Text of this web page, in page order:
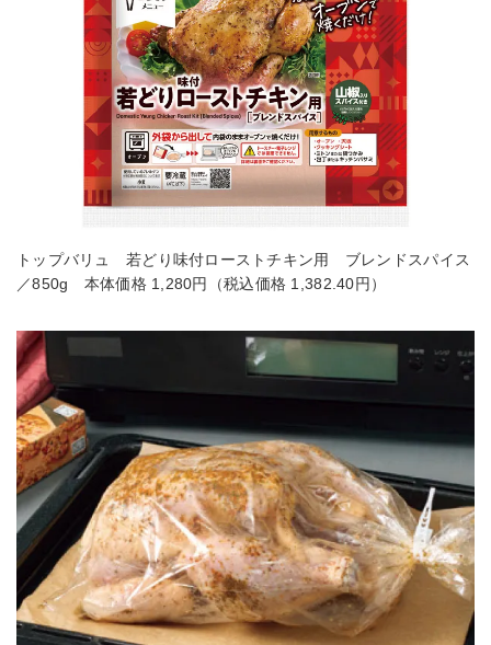
トップバリュ 若どり味付ローストチキン用 ブレンドスパイス
／850g 本体価格 1,280円（税込価格 1,382.40円）